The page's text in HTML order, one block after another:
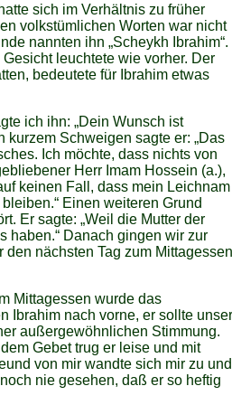
sich im Verhältnis zu früher
volkstümlichen Worten war nicht
nannten ihn „Scheykh Ibrahim“.
leuchtete wie vorher. Der
bedeutete für Ibrahim etwas
ich ihn: „Dein Wunsch ist
kurzem Schweigen sagte er: „Das
Ich möchte, dass nichts von
Herr Imam Hossein (a.),
keinen Fall, dass mein Leichnam
Einen weiteren Grund
Er sagte: „Weil die Mutter der
haben.“ Danach gingen wir zur
nächsten Tag zum Mittagessen
Mittagessen wurde das
Ibrahim nach vorne, er sollte unser
außergewöhnlichen Stimmung.
Gebet trug er leise und mit
von mir wandte sich mir zu und
nie gesehen, daß er so heftig